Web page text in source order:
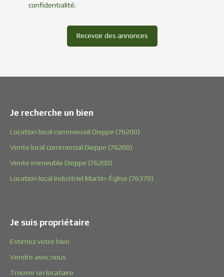
confidentialité.
Recevoir des annonces
Je recherche un bien
Location local commercial Dieppe (76200)
Vente local commercial Dieppe (76200)
Vente immeuble Dieppe (76200)
Location local industriel Martin-Église (76370)
Je suis propriétaire
Estimez votre bien
Vendre avec nous
Trouver un locataire